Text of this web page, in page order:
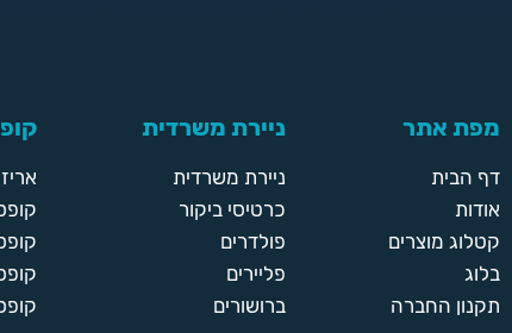
מפת אתר
דף הבית
אודות
קטלוג מוצרים
בלוג
תקנון החברה
ניירת משרדית
ניירת משרדית
כרטיסי ביקור
פולדרים
פליירים
ברושורים